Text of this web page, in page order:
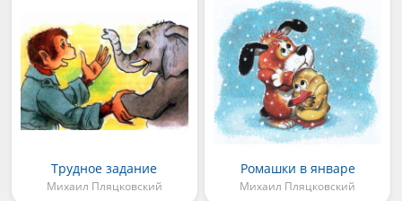
Трудное задание
Михаил Пляцковский
Ромашки в январе
Михаил Пляцковский